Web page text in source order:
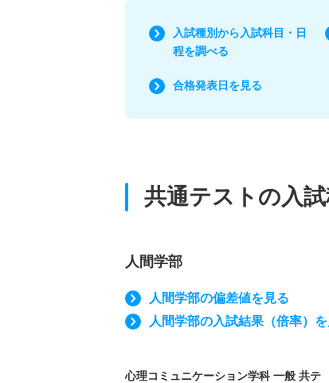
入試種別から入試科目・日
程を調べる
合格発表日を見る
共通テストの入
人間学部
人間学部の偏差値を見る
人間学部の入試結果（倍率）
心理コミュニケーション学科 一般 共